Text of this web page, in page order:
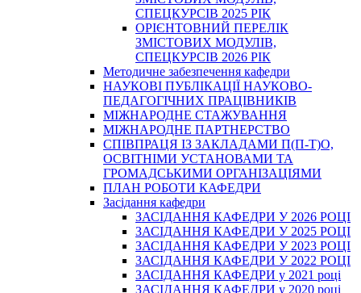
СПЕЦКУРСІВ 2025 РІК
ОРІЄНТОВНИЙ ПЕРЕЛІК
ЗМІСТОВИХ МОДУЛІВ,
СПЕЦКУРСІВ 2026 РІК
Методичне забезпечення кафедри
НАУКОВІ ПУБЛІКАЦІЇ НАУКОВО-
ПЕДАГОГІЧНИХ ПРАЦІВНИКІВ
МІЖНАРОДНЕ СТАЖУВАННЯ
МІЖНАРОДНЕ ПАРТНЕРСТВО
СПІВПРАЦЯ ІЗ ЗАКЛАДАМИ П(П-Т)О,
ОСВІТНІМИ УСТАНОВАМИ ТА
ГРОМАДСЬКИМИ ОРГАНІЗАЦІЯМИ
ПЛАН РОБОТИ КАФЕДРИ
Засідання кафедри
ЗАСІДАННЯ КАФЕДРИ У 2026 РОЦІ
ЗАСІДАННЯ КАФЕДРИ У 2025 РОЦІ
ЗАСІДАННЯ КАФЕДРИ У 2023 РОЦІ
ЗАСІДАННЯ КАФЕДРИ У 2022 РОЦІ
ЗАСІДАННЯ КАФЕДРИ у 2021 році
ЗАСІДАННЯ КАФЕДРИ у 2020 році